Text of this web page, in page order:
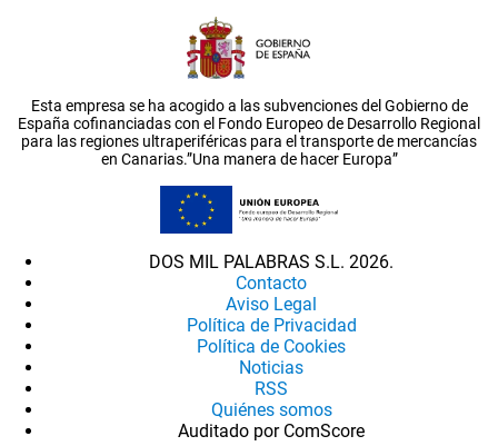
Esta empresa se ha acogido a las subvenciones del Gobierno de
España cofinanciadas con el Fondo Europeo de Desarrollo Regional
para las regiones ultraperiféricas para el transporte de mercancías
en Canarias.”Una manera de hacer Europa”
DOS MIL PALABRAS S.L. 2026.
Contacto
Aviso Legal
Política de Privacidad
Política de Cookies
Noticias
RSS
Quiénes somos
Auditado por ComScore